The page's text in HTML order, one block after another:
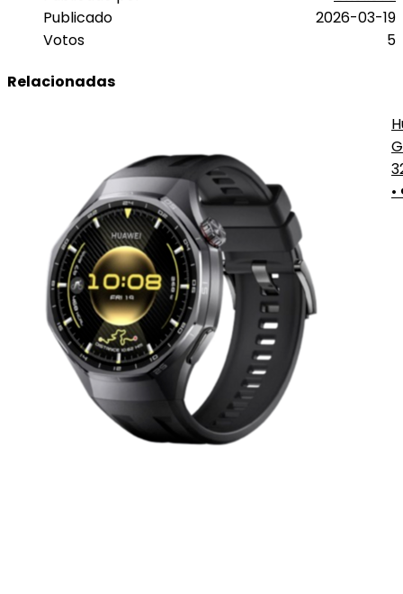
Publicado
2026-03-19
Votos
5
Relacionadas
•